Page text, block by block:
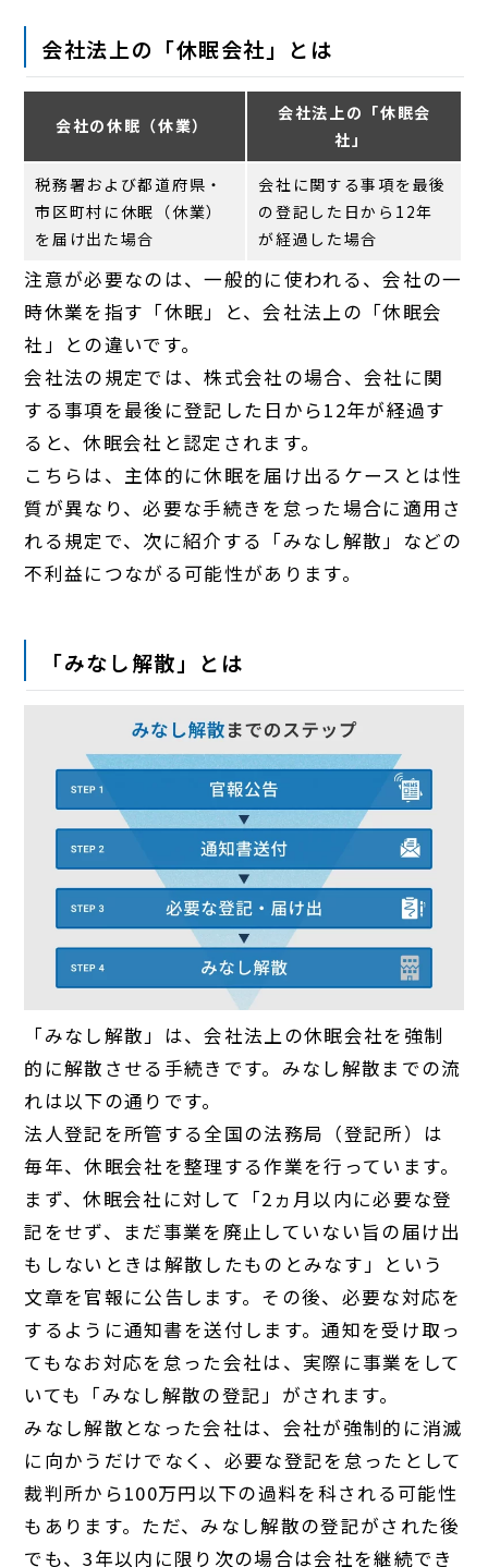
会社法上の「休眠会社」とは
会社の休眠（休業）
会社法上の「休眠会
社」
税務署および都道府県・
市区町村に休眠（休業）
を届け出た場合
会社に関する事項を最後
の登記した日から12年
が経過した場合
注意が必要なのは、一般的に使われる、会社の一
時休業を指す「休眠」と、会社法上の「休眠会
社」との違いです。
会社法の規定では、株式会社の場合、会社に関
する事項を最後に登記した日から12年が経過す
ると、休眠会社と認定されます。
こちらは、主体的に休眠を届け出るケースとは性
質が異なり、必要な手続きを怠った場合に適用さ
れる規定で、次に紹介する「みなし解散」などの
不利益につながる可能性があります。
「みなし解散」とは
「みなし解散」は、会社法上の休眠会社を強制
的に解散させる手続きです。みなし解散までの流
れは以下の通りです。
法人登記を所管する全国の法務局（登記所）は
毎年、休眠会社を整理する作業を行っています。
まず、休眠会社に対して「2ヵ月以内に必要な登
記をせず、まだ事業を廃止していない旨の届け出
もしないときは解散したものとみなす」という
文章を官報に公告します。その後、必要な対応を
するように通知書を送付します。通知を受け取っ
てもなお対応を怠った会社は、実際に事業をして
いても「みなし解散の登記」がされます。
みなし解散となった会社は、会社が強制的に消滅
に向かうだけでなく、必要な登記を怠ったとして
裁判所から100万円以下の過料を科される可能性
もあります。ただ、みなし解散の登記がされた後
でも、3年以内に限り次の場合は会社を継続でき